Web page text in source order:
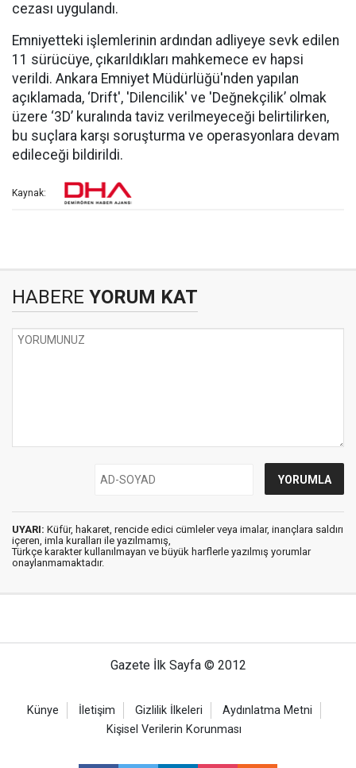
cezası uygulandı.
Emniyetteki işlemlerinin ardından adliyeye sevk edilen
11 sürücüye, çıkarıldıkları mahkemece ev hapsi
verildi. Ankara Emniyet Müdürlüğü'nden yapılan
açıklamada, ‘Drift', 'Dilencilik' ve 'Değnekçilik’ olmak
üzere ‘3D’ kuralında taviz verilmeyeceği belirtilirken,
bu suçlara karşı soruşturma ve operasyonlara devam
edileceği bildirildi.
Kaynak:
HABERE YORUM KAT
UYARI: Küfür, hakaret, rencide edici cümleler veya imalar, inançlara saldırı
içeren, imla kuralları ile yazılmamış,
Türkçe karakter kullanılmayan ve büyük harflerle yazılmış yorumlar
onaylanmamaktadır.
Gazete İlk Sayfa © 2012
Künye İletişim Gizlilik İlkeleri
Aydınlatma Metni
Kişisel Verilerin Korunması